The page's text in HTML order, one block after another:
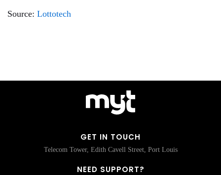
Source: Lottotech
GET IN TOUCH
Telecom Tower, Edith Cavell Street, Port Louis
NEED SUPPORT?